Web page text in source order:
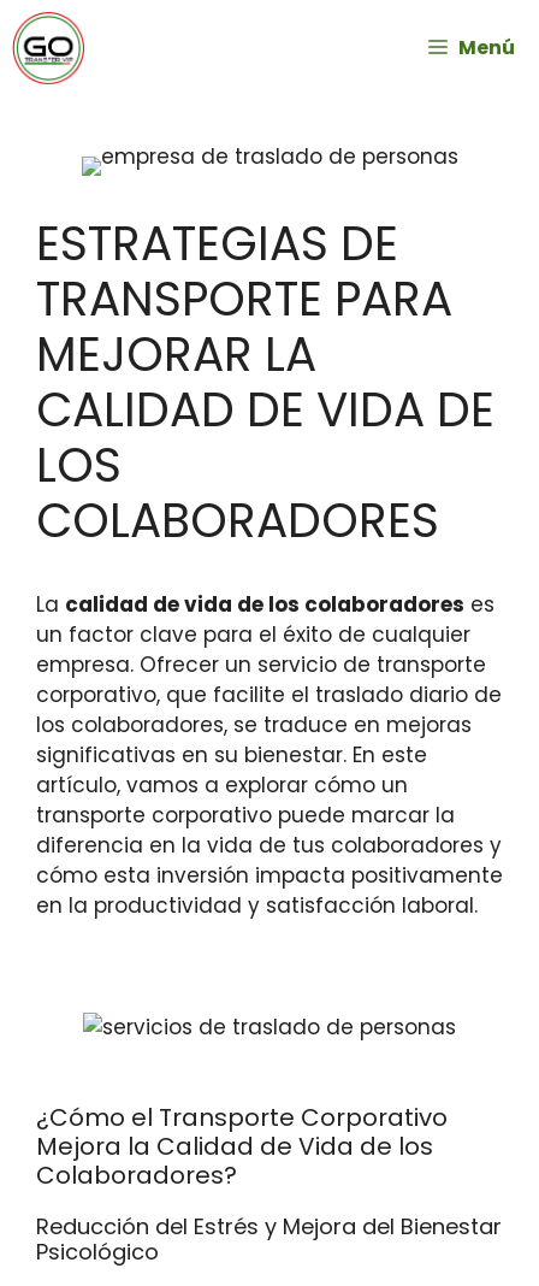
Menú
ESTRATEGIAS DE
TRANSPORTE PARA
MEJORAR LA
CALIDAD DE VIDA DE
LOS
COLABORADORES
La calidad de vida de los colaboradores es
un factor clave para el éxito de cualquier
empresa. Ofrecer un servicio de transporte
corporativo, que facilite el traslado diario de
los colaboradores, se traduce en mejoras
significativas en su bienestar. En este
artículo, vamos a explorar cómo un
transporte corporativo puede marcar la
diferencia en la vida de tus colaboradores y
cómo esta inversión impacta positivamente
en la productividad y satisfacción laboral.
¿Cómo el Transporte Corporativo
Mejora la Calidad de Vida de los
Colaboradores?
Reducción del Estrés y Mejora del Bienestar
Psicológico